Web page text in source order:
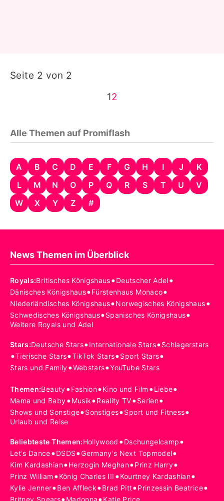
Seite 2 von 2
12
Alle Themen auf Promiflash
A B C D E F G H I J
K
L
M N O P Q R S T U
V
W
X Y Z #
News Themen im Überblick
Royals:Britisches Königshaus•Deutscher Adel•
Dänisches Königshaus•Fürstenhaus Monaco•
Niederländisches Königshaus•Norwegisches Königshaus•
Schwedisches Königshaus•Spanisches Königshaus•
Weitere Royals und Adel
Stars:Deutsche Stars•Internationale Stars•Schlagerstars
•Tierische Stars•TikTok Stars•Sport Stars•
Stars und Family•Webstars•YouTube Stars
Themen:Beauty•Fashion•Kino und Film •Liebe•
Mama und Baby•Musik•Reality TV•Serien•
Shows und Sonstige•Sonstiges•Sport und Fitness•
Urlaub und Reise
Beliebteste Themen:Hollywood •Dschungelcamp•
Let's Dance•DSDS•Germany's Next Topmodel•
Kim Kardashian•Herzogin Meghan•Prinz Harry•
Prinz William •König Charles III •Kourtney Kardashian•
Kylie Jenner•Ben Affleck•Brad Pitt•Prinzessin Beatrice•
Britney Spears Madonna Katie Price